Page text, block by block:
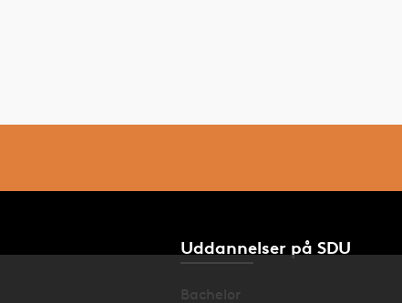
Uddannelser på SDU
Bachelor